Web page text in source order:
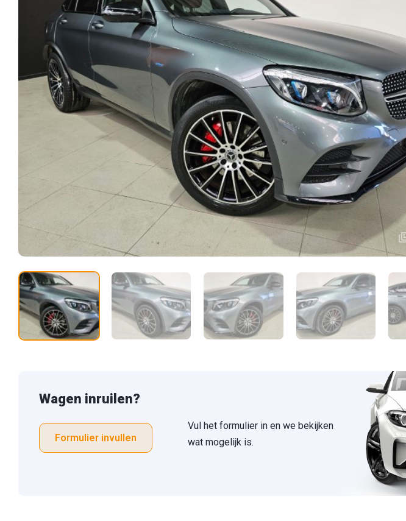
Wagen inruilen?
Formulier invullen
Vul het formulier in en we bekijken
wat mogelijk is.